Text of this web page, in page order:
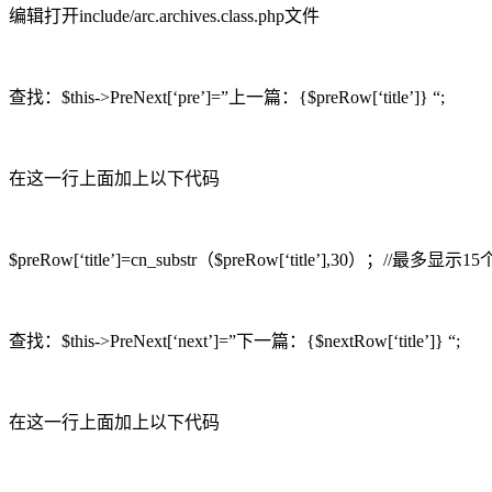
编辑打开include/arc.archives.class.php文件
查找：$this->PreNext[‘pre’]=”上一篇：{$preRow[‘title’]} “;
在这一行上面加上以下代码
$preRow[‘title’]=cn_substr（$preRow[‘title’],30）；//最多显示15
查找：$this->PreNext[‘next’]=”下一篇：{$nextRow[‘title’]} “;
在这一行上面加上以下代码